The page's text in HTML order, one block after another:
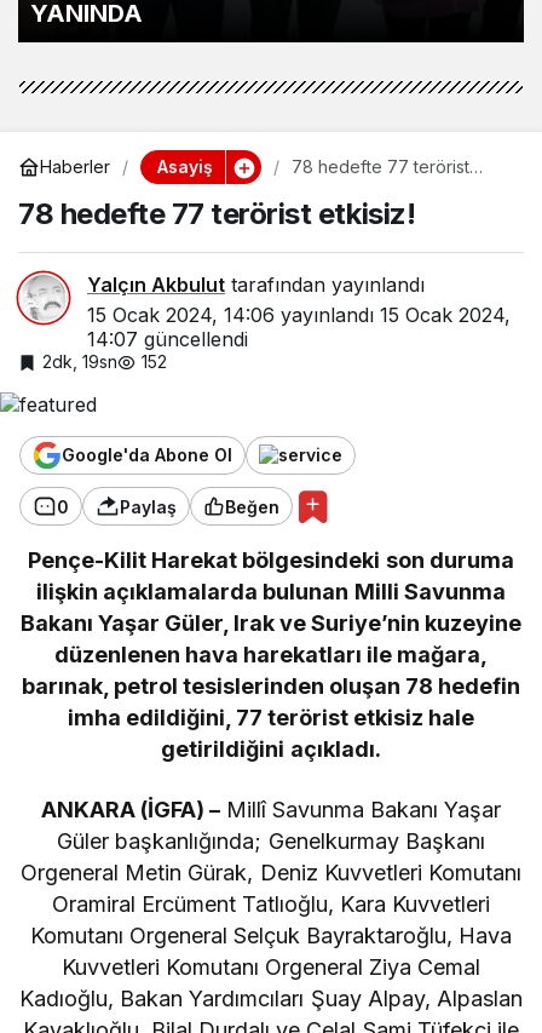
YANINDA
Haberler Asayiş
78 hedefte 77 terörist
78 hedefte 77 terörist etkisiz!
Yalçın Akbulut tarafından yayınlandı
15 Ocak 2024, 14:06 yayınlandı 15 Ocak 2024,
14:07 güncellendi
2dk, 19sn 152
Google'da Abone Ol
0 Paylaş Beğen
Pençe-Kilit Harekat bölgesindeki son duruma
ilişkin açıklamalarda bulunan Milli Savunma
Bakanı Yaşar Güler, Irak ve Suriye’nin kuzeyine
düzenlenen hava harekatları ile mağara,
barınak, petrol tesislerinden oluşan 78 hedefin
imha edildiğini, 77 terörist etkisiz hale
getirildiğini açıkladı.
ANKARA (İGFA) – Millî Savunma Bakanı Yaşar
Güler başkanlığında; Genelkurmay Başkanı
Orgeneral Metin Gürak, Deniz Kuvvetleri Komutanı
Oramiral Ercüment Tatlıoğlu, Kara Kuvvetleri
Komutanı Orgeneral Selçuk Bayraktaroğlu, Hava
Kuvvetleri Komutanı Orgeneral Ziya Cemal
Kadıoğlu, Bakan Yardımcıları Şuay Alpay, Alpaslan